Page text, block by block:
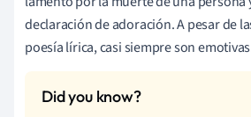
declaración de adoración. A pesar de
poesía lírica, casi siempre son